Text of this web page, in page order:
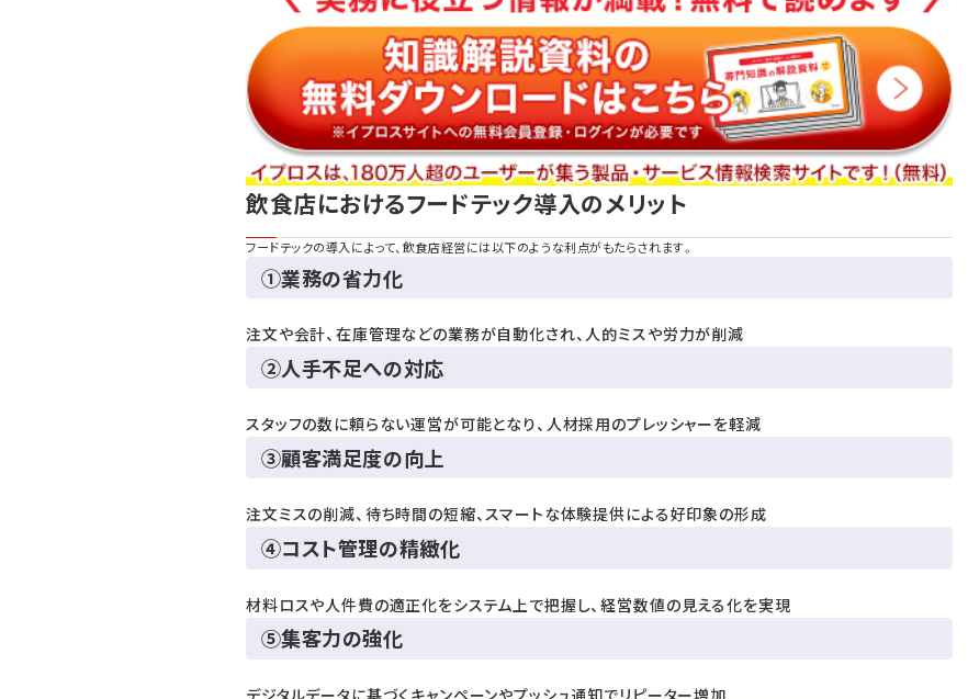
飲食店におけるフードテック導入のメリット
フードテックの導入によって、飲食店経営には以下のような利点がもたらされます。
①業務の省力化
注文や会計、在庫管理などの業務が自動化され、人的ミスや労力が削減
②人手不足への対応
スタッフの数に頼らない運営が可能となり、人材採用のプレッシャーを軽減
③顧客満足度の向上
注文ミスの削減、待ち時間の短縮、スマートな体験提供による好印象の形成
④コスト管理の精緻化
材料ロスや人件費の適正化をシステム上で把握し、経営数値の見える化を実現
⑤集客力の強化
デジタルデータに基づくキャンペーンやプッシュ通知でリピーター増加